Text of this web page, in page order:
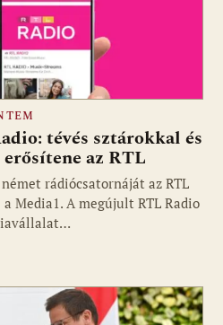
tévés sztárokkal és
az RTL
rádiócsatornáját az RTL
Media1. A megújult RTL Radio